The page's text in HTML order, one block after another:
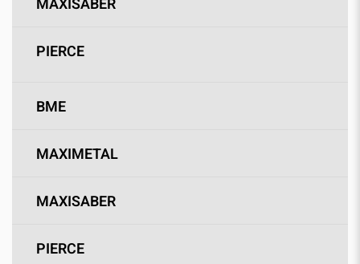
MAXISABER
PIERCE
BME
MAXIMETAL
MAXISABER
PIERCE